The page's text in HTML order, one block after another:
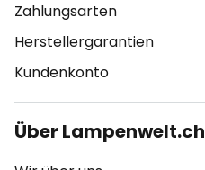
Zahlungsarten
Herstellergarantien
Kundenkonto
Über Lampenwelt.ch